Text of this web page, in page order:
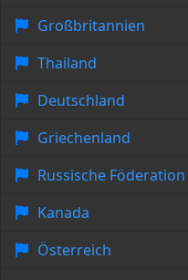
Großbritannien
Thailand
Deutschland
Griechenland
Russische Föderation
Kanada
Österreich